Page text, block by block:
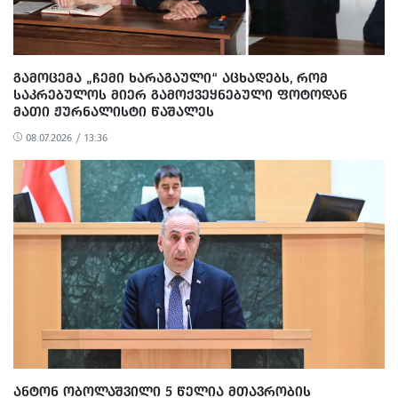
ᲒᲐᲛᲝᲪᲔᲛᲐ „ᲩᲔᲛᲘ ᲮᲐᲠᲐᲒᲐᲣᲚᲘ“ ᲐᲪᲮᲐᲓᲔᲑᲡ, ᲠᲝᲛ
ᲡᲐᲙᲠᲔᲑᲣᲚᲝᲡ ᲛᲘᲔᲠ ᲒᲐᲛᲝᲥᲕᲔᲧᲜᲔᲑᲣᲚᲘ ᲤᲝᲢᲝᲓᲐᲜ
ᲛᲐᲗᲘ ᲟᲣᲠᲜᲐᲚᲘᲡᲢᲘ ᲬᲐᲨᲐᲚᲔᲡ
08.07.2026 / 13:36
ᲐᲜᲢᲝᲜ ᲝᲑᲝᲚᲐᲨᲕᲘᲚᲘ 5 ᲬᲔᲚᲘᲐ ᲛᲗᲐᲕᲠᲝᲑᲘᲡ